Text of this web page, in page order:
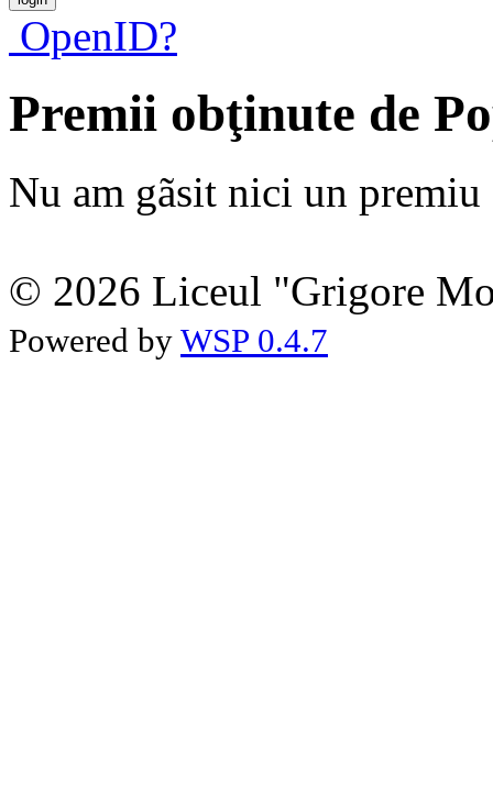
OpenID?
Premii obţinute de
Nu am gãsit nici un premiu
© 2026 Liceul "Grigore
Powered by WSP 0.4.7